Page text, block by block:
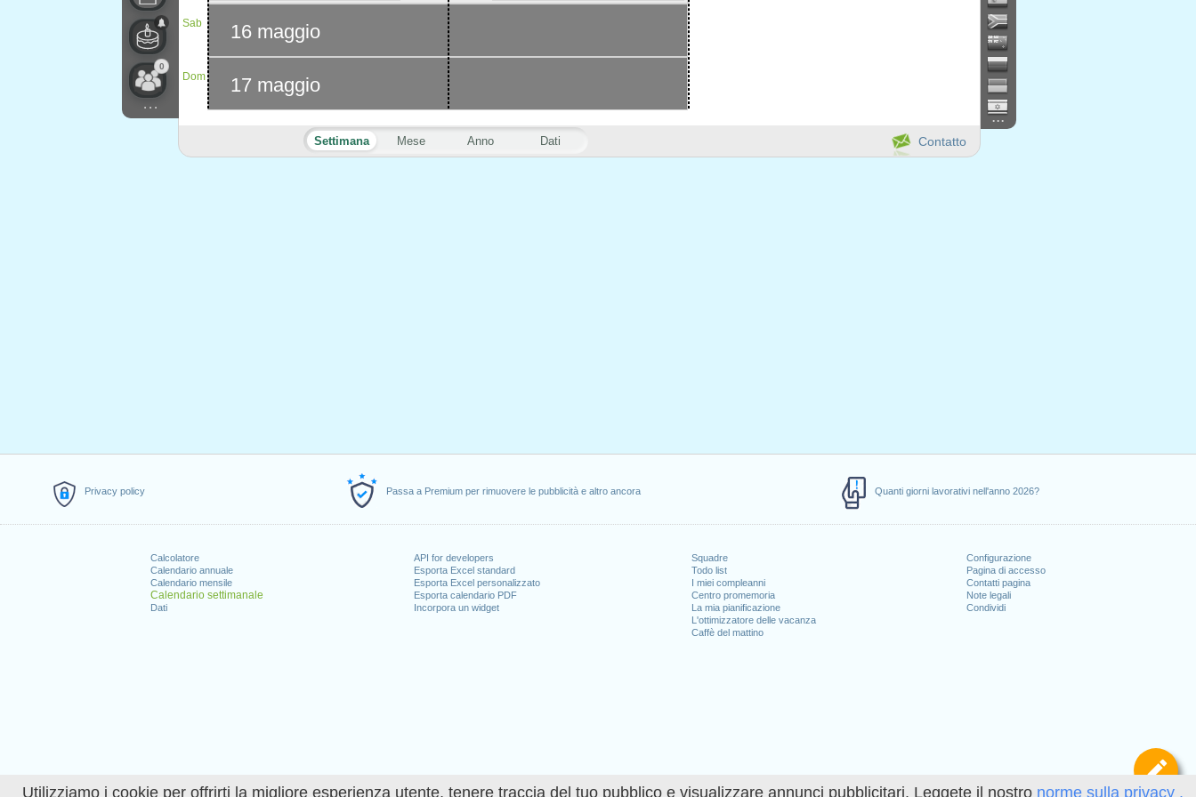
Utilizziamo i cookie per offrirti la migliore esperienza utente, tenere traccia del tuo pubblico e visualizzare annunci pubblicitari. Leggete il nostro norme sulla privacy .
Privacy policy Passa a Premium per rimuovere le pubblicità e altro ancora Quanti giorni lavorativi nell'anno 2026?
Calcolatore
Calendario annuale
Calendario mensile
Calendario settimanale
Dati
API for developers
Esporta Excel standard
Esporta Excel personalizzato
Esporta calendario PDF
Incorpora un widget
Squadre
Todo list
I miei compleanni
Centro promemoria
La mia pianificazione
L'ottimizzatore delle vacanza
Caffè del mattino
Configurazione
Pagina di accesso
Contatti pagina
Note legali
Condividi
0
...
...
Contatto
Settimana Mese Anno Dati
Sab
Dom
16 maggio
17 maggio